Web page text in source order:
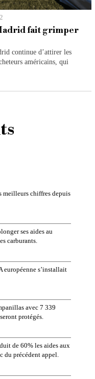
fait grimper
continue d’attirer les
américains, qui
meilleurs chiffres depuis
ses aides au
carburants.
européenne s’installait
avec 7 339
protégés.
de 60% les aides aux
du précédent appel.